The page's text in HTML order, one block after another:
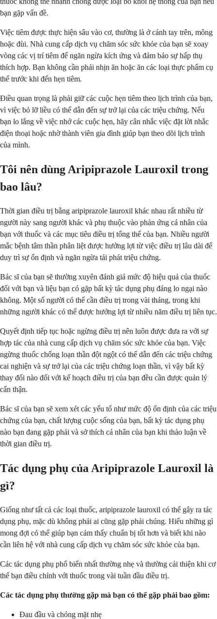
bạn gặp vấn đề.
Việc tiêm được thực hiện sâu vào cơ, thường là ở cánh tay trên, mông
hoặc đùi. Nhà cung cấp dịch vụ chăm sóc sức khỏe của bạn sẽ xoay
vòng các vị trí tiêm để ngăn ngừa kích ứng và đảm bảo sự hấp thụ
thích hợp. Bạn không cần phải nhịn ăn hoặc ăn các loại thực phẩm cụ
thể trước khi đến hẹn tiêm.
Điều quan trọng là phải giữ các cuộc hẹn tiêm theo lịch trình của bạn,
vì việc bỏ lỡ liều có thể dẫn đến sự trở lại của các triệu chứng. Nếu
bạn lo lắng về việc nhớ các cuộc hẹn, hãy cân nhắc việc đặt lời nhắc
điện thoại hoặc nhờ thành viên gia đình giúp bạn theo dõi lịch trình
của mình.
Tôi nên dùng Aripiprazole Lauroxil trong
bao lâu?
Thời gian điều trị bằng aripiprazole lauroxil khác nhau rất nhiều từ
người này sang người khác và phụ thuộc vào phản ứng cá nhân của
bạn với thuốc và các mục tiêu điều trị tổng thể của bạn. Nhiều người
mắc bệnh tâm thần phân liệt được hưởng lợi từ việc điều trị lâu dài để
duy trì sự ổn định và ngăn ngừa tái phát triệu chứng.
Bác sĩ của bạn sẽ thường xuyên đánh giá mức độ hiệu quả của thuốc
đối với bạn và liệu bạn có gặp bất kỳ tác dụng phụ đáng lo ngại nào
không. Một số người có thể cần điều trị trong vài tháng, trong khi
những người khác có thể được hưởng lợi từ nhiều năm điều trị liên tục.
Quyết định tiếp tục hoặc ngừng điều trị nên luôn được đưa ra với sự
hợp tác của nhà cung cấp dịch vụ chăm sóc sức khỏe của bạn. Việc
ngừng thuốc chống loạn thần đột ngột có thể dẫn đến các triệu chứng
cai nghiện và sự trở lại của các triệu chứng loạn thần, vì vậy bất kỳ
thay đổi nào đối với kế hoạch điều trị của bạn đều cần được quản lý
cẩn thận.
Bác sĩ của bạn sẽ xem xét các yếu tố như mức độ ổn định của các triệu
chứng của bạn, chất lượng cuộc sống của bạn, bất kỳ tác dụng phụ
nào bạn đang gặp phải và sở thích cá nhân của bạn khi thảo luận về
thời gian điều trị.
Tác dụng phụ của Aripiprazole Lauroxil là
gì?
Giống như tất cả các loại thuốc, aripiprazole lauroxil có thể gây ra tác
dụng phụ, mặc dù không phải ai cũng gặp phải chúng. Hiểu những gì
mong đợi có thể giúp bạn cảm thấy chuẩn bị tốt hơn và biết khi nào
cần liên hệ với nhà cung cấp dịch vụ chăm sóc sức khỏe của bạn.
Các tác dụng phụ phổ biến nhất thường nhẹ và thường cải thiện khi cơ
thể bạn điều chỉnh với thuốc trong vài tuần đầu điều trị.
Các tác dụng phụ thường gặp mà bạn có thể gặp phải bao gồm:
Đau đầu và chóng mặt nhẹ